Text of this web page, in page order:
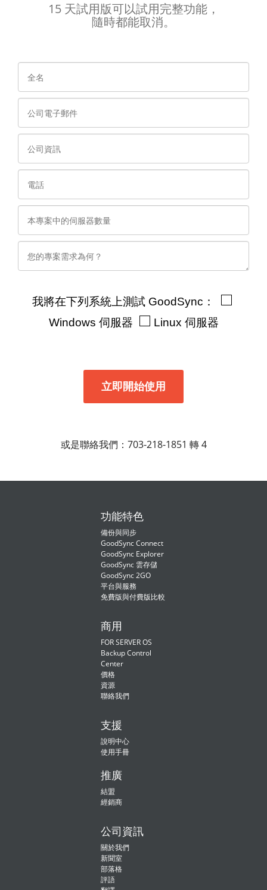
15 天試用版可以試用完整功能，
隨時都能取消。
我將在下列系統上測試 GoodSync：
Windows 伺服器
Linux 伺服器
或是聯絡我們：703-218-1851 轉 4
功能特色
備份與同步
GoodSync Connect
GoodSync Explorer
GoodSync 雲存儲
GoodSync 2GO
平台與服務
免費版與付費版比較
商用
FOR SERVER OS
Backup Control
Center
價格
資源
聯絡我們
支援
說明中心
使用手冊
推廣
結盟
經銷商
公司資訊
關於我們
新聞室
部落格
評語